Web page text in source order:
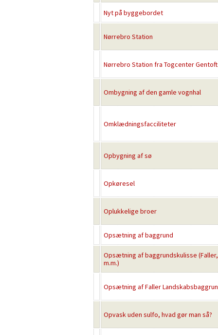
Nyt på byggebordet
Nørrebro Station
Nørrebro Station fra Togcenter
Ombygning af den gamle vognhal
Omklædningsfacciliteter
Opbygning af sø
Opkøresel
Oplukkelige broer
Opsætning af baggrund
Opsætning af baggrundskulisse
m.m.)
Opsætning af Faller
Opvask uden sulfo, hvad gør man så?